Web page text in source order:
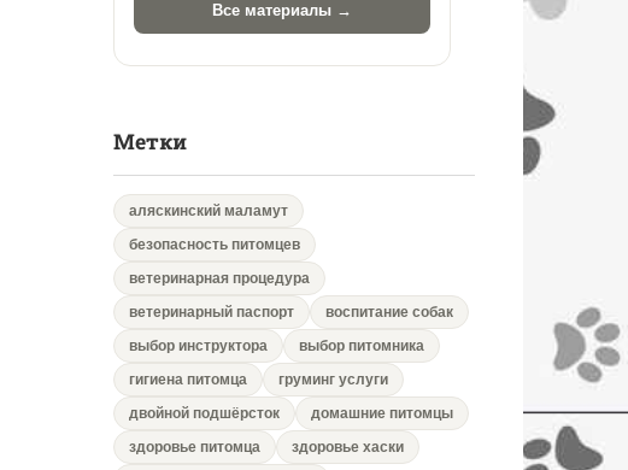
Все материалы →
Метки
аляскинский маламут
безопасность питомцев
ветеринарная процедура
ветеринарный паспорт
воспитание собак
выбор инструктора
выбор питомника
гигиена питомца
груминг услуги
двойной подшёрсток
домашние питомцы
здоровье питомца
здоровье хаски